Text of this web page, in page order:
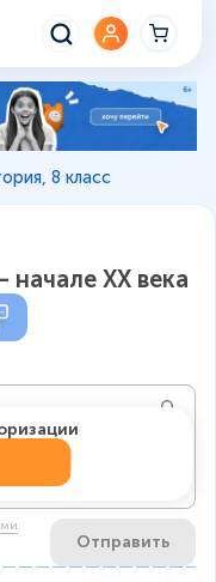
8 класс
XX века
Отправить